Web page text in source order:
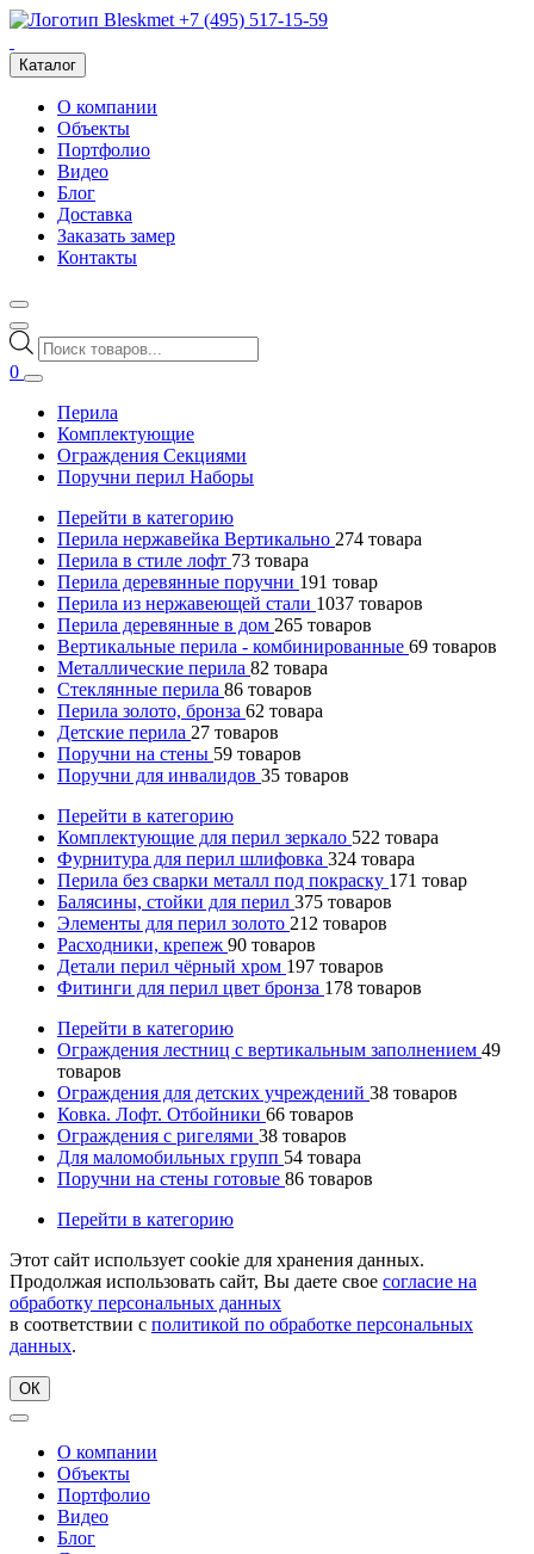
+7 (495) 517-15-59
Каталог
О компании
Объекты
Портфолио
Видео
Блог
Доставка
Заказать замер
Контакты
Поиск
товаров
0
Перила
Комплектующие
Ограждения Секциями
Поручни перил Наборы
Перейти в категорию
Перила нержавейка Вертикально 274 товара
Перила в стиле лофт 73 товара
Перила деревянные поручни 191 товар
Перила из нержавеющей стали 1037 товаров
Перила деревянные в дом 265 товаров
Вертикальные перила - комбинированные 69 товаров
Металлические перила 82 товара
Стеклянные перила 86 товаров
Перила золото, бронза 62 товара
Детские перила 27 товаров
Поручни на стены 59 товаров
Поручни для инвалидов 35 товаров
Перейти в категорию
Комплектующие для перил зеркало 522 товара
Фурнитура для перил шлифовка 324 товара
Перила без сварки металл под покраску 171 товар
Балясины, стойки для перил 375 товаров
Элементы для перил золото 212 товаров
Расходники, крепеж 90 товаров
Детали перил чёрный хром 197 товаров
Фитинги для перил цвет бронза 178 товаров
Перейти в категорию
Ограждения лестниц с вертикальным заполнением 49
товаров
Ограждения для детских учреждений 38 товаров
Ковка. Лофт. Отбойники 66 товаров
Ограждения с ригелями 38 товаров
Для маломобильных групп 54 товара
Поручни на стены готовые 86 товаров
Перейти в категорию
Этот сайт использует cookie для хранения данных.
Продолжая использовать сайт, Вы даете свое согласие на
обработку персональных данных
в соответствии с политикой по обработке персональных
данных.
ОК
О компании
Объекты
Портфолио
Видео
Блог